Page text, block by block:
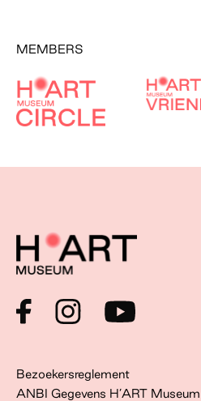
MEMBERS
Bezoekersreglement
ANBI Gegevens H’ART Museum